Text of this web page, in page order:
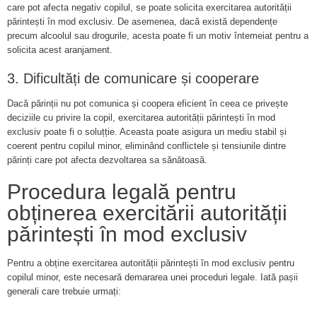
care pot afecta negativ copilul, se poate solicita exercitarea autorității
părintești în mod exclusiv. De asemenea, dacă există dependențe
precum alcoolul sau drogurile, acesta poate fi un motiv întemeiat pentru a
solicita acest aranjament.
3. Dificultăți de comunicare și cooperare
Dacă părinții nu pot comunica și coopera eficient în ceea ce privește
deciziile cu privire la copil, exercitarea autorității părintești în mod
exclusiv poate fi o soluțție. Aceasta poate asigura un mediu stabil și
coerent pentru copilul minor, eliminând conflictele și tensiunile dintre
părinți care pot afecta dezvoltarea sa sănătoasă.
Procedura legală pentru
obținerea exercitării autorității
părintești în mod exclusiv
Pentru a obține exercitarea autorității părintești în mod exclusiv pentru
copilul minor, este necesară demararea unei proceduri legale. Iată pașii
generali care trebuie urmați: